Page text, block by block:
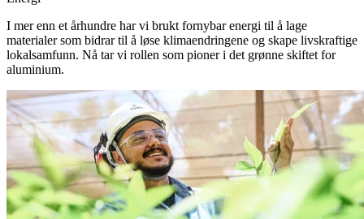
I mer enn et århundre har vi brukt fornybar energi til å lage
materialer som bidrar til å løse klimaendringene og skape livskraftige
lokalsamfunn. Nå tar vi rollen som pioner i det grønne skiftet for
aluminium.